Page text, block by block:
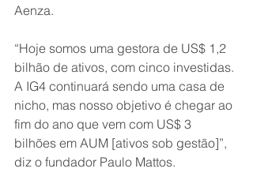
Aenza.
“Hoje somos uma gestora de US$ 1,2
bilhão de ativos, com cinco investidas.
A IG4 continuará sendo uma casa de
nicho, mas nosso objetivo é chegar ao
fim do ano que vem com US$ 3
bilhões em AUM [ativos sob gestão]”,
diz o fundador Paulo Mattos.